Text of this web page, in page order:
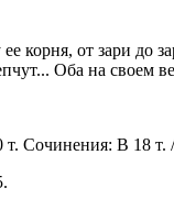
от зари до
Оба на своем
т. Сочинения: В